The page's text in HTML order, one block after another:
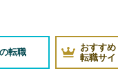
転職
おすすめ
転職サイ